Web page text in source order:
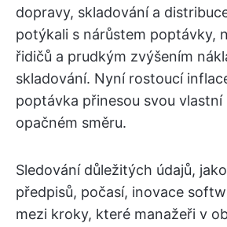
dopravy, skladování a
potýkali s nárůstem poptávky,
řidičů a prudkým zvýšením
skladování. Nyní rostoucí
poptávka přinesou svou
opačném směru.
Sledování důležitých údajů,
předpisů, počasí, inovace
mezi kroky, které manažeři v